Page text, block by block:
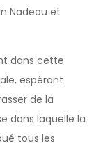
Nadeau et
dans cette
espérant
de la
dans laquelle la
tous les